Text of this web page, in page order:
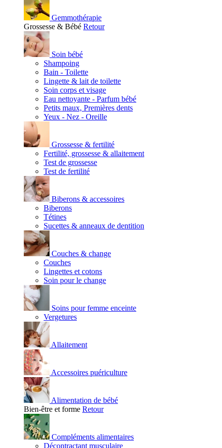
Gemmothérapie
Grossesse & Bébé Retour
Soin bébé
Shampoing
Bain - Toilette
Lingette & lait de toilette
Soin corps et visage
Eau nettoyante - Parfum bébé
Petits maux, Premières dents
Yeux - Nez - Oreille
Grossesse & fertilité
Fertilité, grossesse & allaitement
Test de grossesse
Test de fertilité
Biberons & accessoires
Biberons
Tétines
Sucettes & anneaux de dentition
Couches & change
Couches
Lingettes et cotons
Soin pour le change
Soins pour femme enceinte
Vergetures
Allaitement
Accessoires puériculture
Alimentation de bébé
Bien-être et forme Retour
Compléments alimentaires
Décontractant musculaire